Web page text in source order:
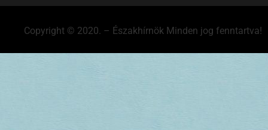
Copyright © 2020. – Északhírnök Minden jog fenntartva!